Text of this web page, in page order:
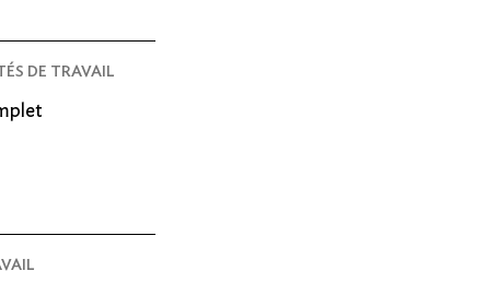
DE TRAVAIL